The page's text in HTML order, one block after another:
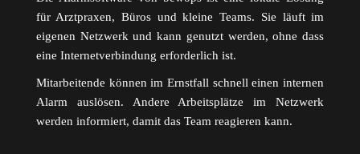
für Arztpraxen, Büros und kleine Teams. Sie läuft im
eigenen Netzwerk und kann genutzt werden, ohne dass
eine Internetverbindung erforderlich ist.
Mitarbeitende können im Ernstfall schnell einen internen
Alarm auslösen. Andere Arbeitsplätze im Netzwerk
werden informiert, damit das Team reagieren kann.